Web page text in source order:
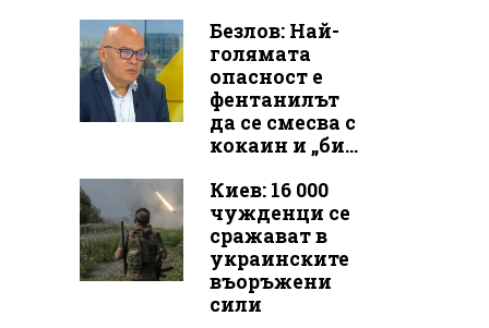
Безлов: Най-
голямата
опасност е
фентанилът
да се смесва с
кокаин и „би...
Киев: 16 000
чужденци се
сражават в
украинските
въоръжени
сили